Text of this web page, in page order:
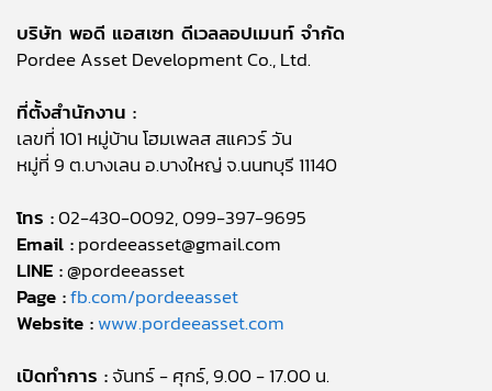
บริษัท พอดี แอสเซท ดีเวลลอปเมนท์ จำกัด
Pordee Asset Development Co., Ltd.
ที่ตั้งสำนักงาน :
เลขที่ 101 หมู่บ้าน โฮมเพลส สแควร์ วัน
หมู่ที่ 9 ต.บางเลน อ.บางใหญ่ จ.นนทบุรี 11140
โทร :02-430-0092, 099-397-9695
Email :pordeeasset@gmail.com
LINE :@pordeeasset
Page :fb.com/pordeeasset
Website :www.pordeeasset.com
เปิดทำการ :จันทร์ - ศุกร์, 9.00 - 17.00 น.